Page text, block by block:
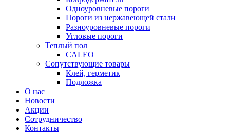
Одноуровневые пороги
Пороги из нержавеющей стали
Разноуровневые пороги
Угловые пороги
Теплый пол
CALEO
Сопутствующие товары
Клей, герметик
Подложка
О нас
Новости
Акции
Сотрудничество
Контакты